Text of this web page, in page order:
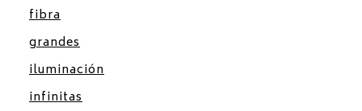
fibra
grandes
iluminación
infinitas